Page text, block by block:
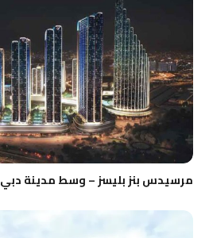
مرسيدس بنز بليسز – وسط مدينة دبي